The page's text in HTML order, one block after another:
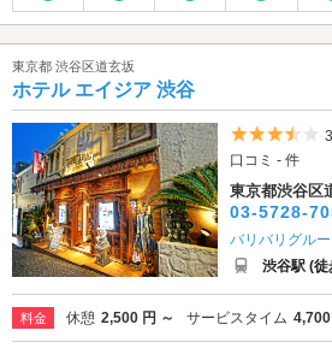
東京都 渋谷区道玄坂
ホテル エイジア 渋谷
口コミ - 件
東京都渋谷区
03-5728-
バリバリグル
渋谷駅 (
料金 休憩 2,500 円 ～ サービスタイム 4,700